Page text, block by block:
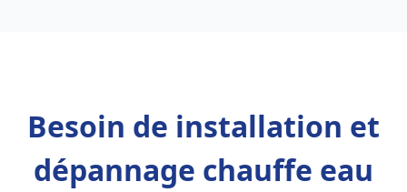
Besoin de installation et
dépannage chauffe eau